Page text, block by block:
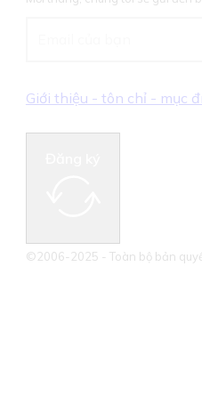
Giới thiệu - tôn chỉ - mục
©2006-2025 - Toàn bộ bản